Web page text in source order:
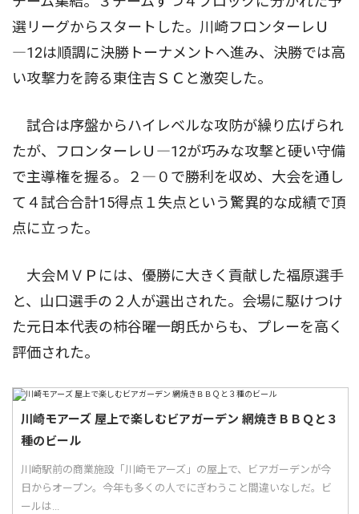
選リーグからスタートした。川崎フロンターレＵ
―12は順調に決勝トーナメントへ進み、決勝では高
い攻撃力を誇る東住吉ＳＣと激突した。
試合は序盤からハイレベルな攻防が繰り広げられ
たが、フロンターレＵ―12が巧みな攻撃と硬い守備
で主導権を握る。２―０で勝利を収め、大会を通し
て４試合合計15得点１失点という驚異的な成績で頂
点に立った。
大会ＭＶＰには、優勝に大きく貢献した福原選手
と、山口選手の２人が選出された。会場に駆けつけ
た元日本代表の柿谷曜一朗氏からも、プレーを高く
評価された。
川崎モアーズ 屋上で楽しむビアガーデン 網焼きＢＢＱと３
種のビール
川崎駅前の商業施設「川崎モアーズ」の屋上で、ビアガーデンが今
日からオープン。今年も多くの人でにぎわうこと間違いなしだ。ビ
ールは...